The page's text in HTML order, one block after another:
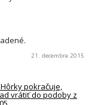
21. decembra 2015
pokračuje,
vrátiť do podoby z